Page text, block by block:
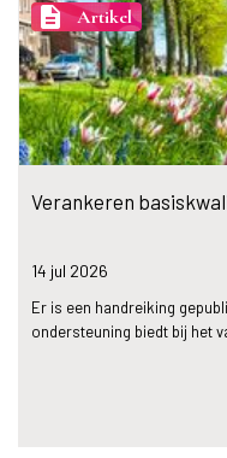
description Artikel
Verankeren
14 jul 2026
Er is een handreiking
ondersteuning biedt bij het